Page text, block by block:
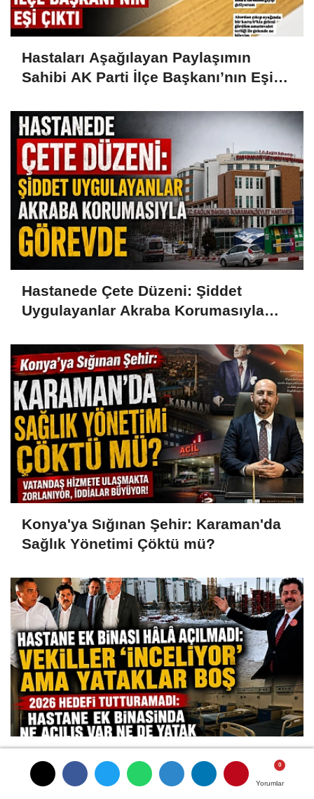
Yorumlar
Yorumlar
Yorumlar
Hastaları Aşağılayan Paylaşımın
Sahibi AK Parti İlçe Başkanı’nın Eşi
Hastanede Çete Düzeni: Şiddet
Uygulayanlar Akraba Korumasıyla
Konya'ya Sığınan Şehir: Karaman'da
Sağlık Yönetimi Çöktü mü?
Hastane Ek Binası Hâlâ Açılmadı:
Vekiller 'İnceliyor' Ama Yataklar Boş